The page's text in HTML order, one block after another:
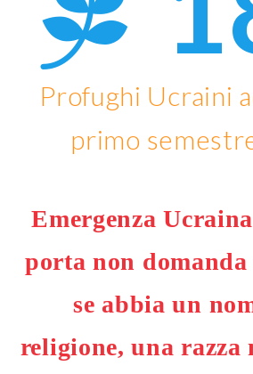
Profughi Ucraini
primo
Emergenza
porta non
se abbia un
religione, una razza